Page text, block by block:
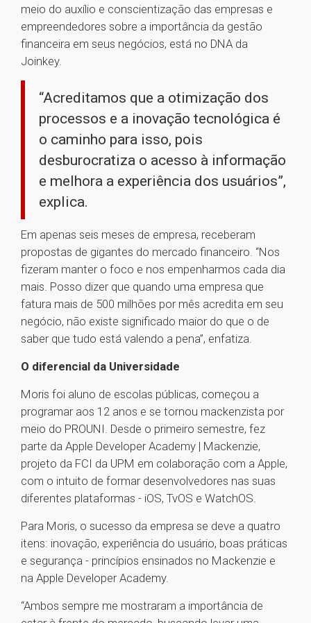
meio do auxílio e conscientização das empresas e
empreendedores sobre a importância da gestão
financeira em seus negócios, está no DNA da
Joinkey.
“Acreditamos que a otimização dos
processos e a inovação tecnológica é
o caminho para isso, pois
desburocratiza o acesso à informação
e melhora a experiência dos usuários”,
explica.
Em apenas seis meses de empresa, receberam
propostas de gigantes do mercado financeiro. “Nos
fizeram manter o foco e nos empenharmos cada dia
mais. Posso dizer que quando uma empresa que
fatura mais de 500 milhões por mês acredita em seu
negócio, não existe significado maior do que o de
saber que tudo está valendo a pena”, enfatiza.
O diferencial da Universidade
Moris foi aluno de escolas públicas, começou a
programar aos 12 anos e se tornou mackenzista por
meio do PROUNI. Desde o primeiro semestre, fez
parte da Apple Developer Academy | Mackenzie,
projeto da FCI da UPM em colaboração com a Apple,
com o intuito de formar desenvolvedores nas suas
diferentes plataformas - iOS, TvOS e WatchOS.
Para Moris, o sucesso da empresa se deve a quatro
itens: inovação, experiência do usuário, boas práticas
e segurança - princípios ensinados no Mackenzie e
na Apple Developer Academy.
“Ambos sempre me mostraram a importância de